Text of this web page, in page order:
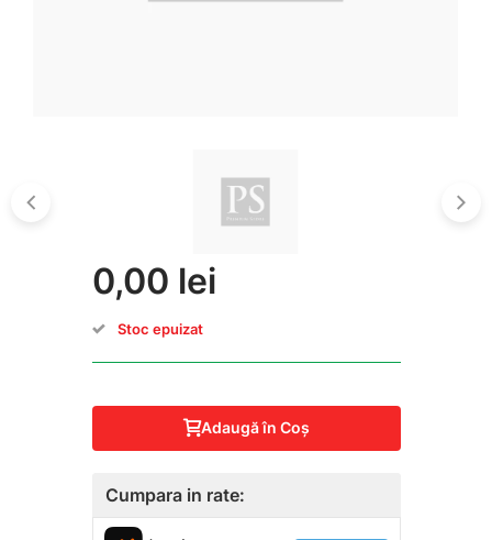
0,00 lei
Stoc epuizat
Adaugă în Coş
Cumpara in rate: